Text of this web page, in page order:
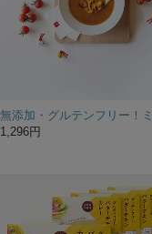
1,296円